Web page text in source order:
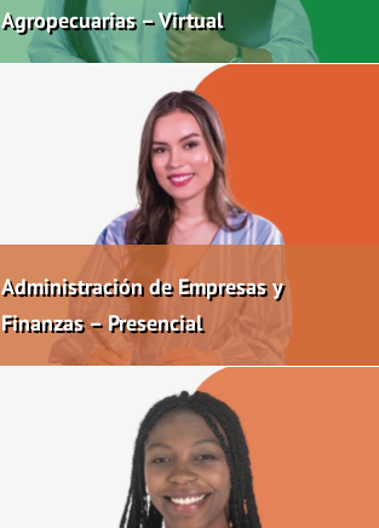
Agropecuarias – Virtual
Administración de Empresas y
Finanzas – Presencial